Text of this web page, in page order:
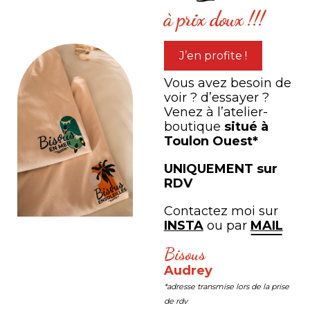
mer
»
Coque de téléphone - «
L'amour de la mer »
à partir de 20,00€
Sanary-sur-Mer,
ciel et mer »
à partir de20,00
PARTAGEZ VOTRE
à prix doux !!!
J’en profite !
Vous avez besoin de
voir ? d’essayer ?
Venez à l’atelier-
boutique situé à
Toulon Ouest*
UNIQUEMENT sur
RDV
Contactez moi sur
INSTAou par MAIL
Bisous
Audrey
*adresse transmise lors de la prise
de rdv